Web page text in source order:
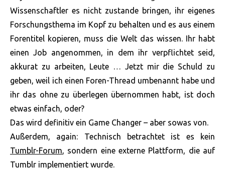
Wissenschaftler es nicht zustande bringen, ihr eigenes
Forschungsthema im Kopf zu behalten und es aus einem
Forentitel kopieren, muss die Welt das wissen. Ihr habt
einen Job angenommen, in dem ihr verpflichtet seid,
akkurat zu arbeiten, Leute … Jetzt mir die Schuld zu
geben, weil ich einen Foren-Thread umbenannt habe und
ihr das ohne zu überlegen übernommen habt, ist doch
etwas einfach, oder?
Das wird definitiv ein Game Changer – aber sowas von.
Außerdem, again: Technisch betrachtet ist es kein
Tumblr-Forum, sondern eine externe Plattform, die auf
Tumblr implementiert wurde.